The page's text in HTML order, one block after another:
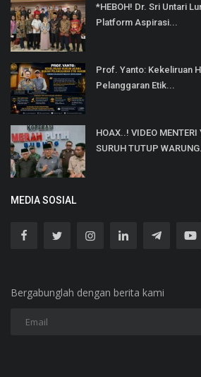
*HEBOH! Dr. Sri Untari
Platform Aspirasi...
Prof. Yanto: Kekeliruan
Pelanggaran Etik...
HOAX..! VIDEO
SURUH TUTUP
MEDIA SOSIAL
Bergabunglah dengan berita kami